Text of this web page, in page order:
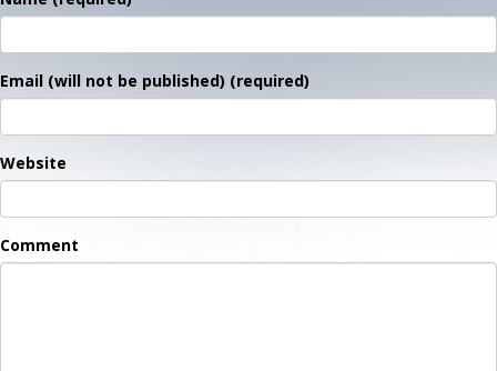
Email (will not be published) (required)
Website
Comment